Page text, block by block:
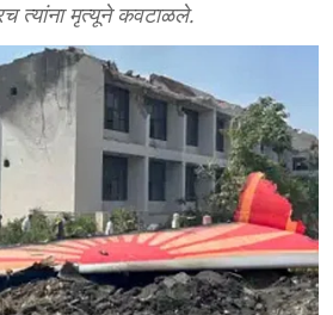
त्यांना मृत्यूने कवटाळले.